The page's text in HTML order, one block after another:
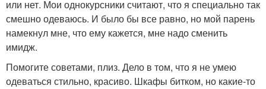
или нет. Мои однокурсники считают, что я специально так
смешно одеваюсь. И было бы все равно, но мой парень
намекнул мне, что ему кажется, мне надо сменить
имидж.
Помогите советами, плиз. Дело в том, что я не умею
одеваться стильно, красиво. Шкафы битком, но какие-то